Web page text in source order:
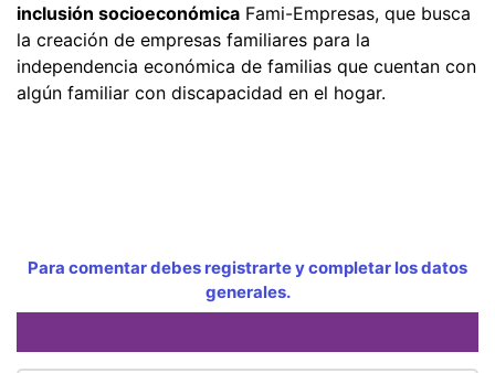
inclusión socioeconómica Fami-Empresas, que busca
la creación de empresas familiares para la
independencia económica de familias que cuentan con
algún familiar con discapacidad en el hogar.
Para comentar debes registrarte y completar los datos
generales.